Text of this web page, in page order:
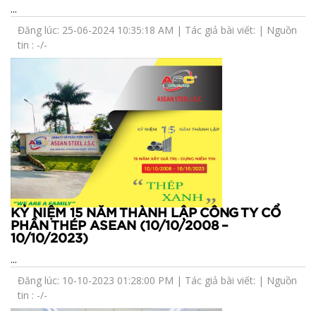
...
Đăng lúc: 25-06-2024 10:35:18 AM | Tác giả bài viết: | Nguồn
tin : -/-
KỶ NIỆM 15 NĂM THÀNH LẬP CÔNG TY CỔ
PHẦN THÉP ASEAN (10/10/2008 –
10/10/2023)
...
Đăng lúc: 10-10-2023 01:28:00 PM | Tác giả bài viết: | Nguồn
tin : -/-